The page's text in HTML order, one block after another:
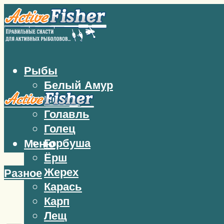
Рыбы
Белый Амур
Бычок
Голавль
Голец
Горбуша
Ёрш
Жерех
Карась
Карп
Лещ
Меню
Разное